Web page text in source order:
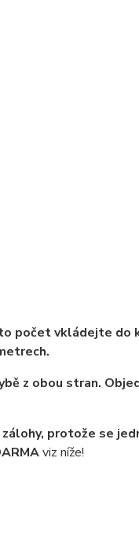
vkládejte do
z obou stran.
protože se
viz níže!